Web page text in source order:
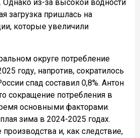
Однако из-за высокой водности
загрузка пришлась на
которые увеличили
округе потребление
году, напротив, сократилось
спад составил 0,8%. Антон
сокращение потребления в
основными факторами.
зима в 2024-2025 годах.
и, как следствие,